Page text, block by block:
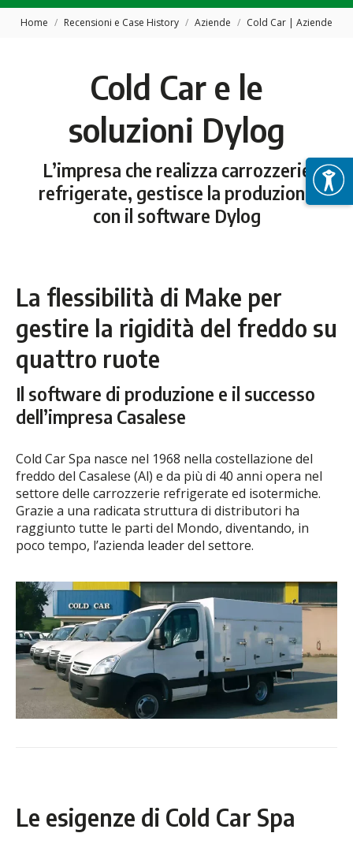
Tu sei qui:
Home Recensioni e Case History Aziende Cold Car | Aziende
Cold Car e le
soluzioni Dylog
L’impresa che realizza carrozzerie
refrigerate, gestisce la produzione
con il software Dylog
La flessibilità di Make per
gestire la rigidità del freddo su
quattro ruote
Il software di produzione e il successo
dell’impresa Casalese
Cold Car Spa nasce nel 1968 nella costellazione del
freddo del Casalese (Al) e da più di 40 anni opera nel
settore delle carrozzerie refrigerate ed isotermiche.
Grazie a una radicata struttura di distributori ha
raggiunto tutte le parti del Mondo, diventando, in
poco tempo, l’azienda leader del settore.
Le esigenze di Cold Car Spa